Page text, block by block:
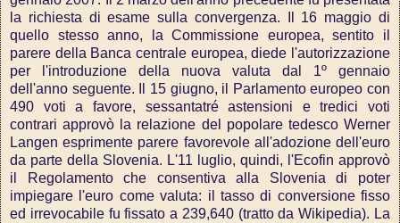
la richiesta di esame sulla convergenza. Il 16 maggio di
quello stesso anno, la Commissione europea, sentito il
parere della Banca centrale europea, diede l'autorizzazione
per l'introduzione della nuova valuta dal 1º gennaio
dell'anno seguente. Il 15 giugno, il Parlamento europeo con
490 voti a favore, sessantatré astensioni e tredici voti
contrari approvò la relazione del popolare tedesco Werner
Langen esprimente parere favorevole all'adozione dell'euro
da parte della Slovenia. L'11 luglio, quindi, l'Ecofin approvò
il Regolamento che consentiva alla Slovenia di poter
impiegare l'euro come valuta: il tasso di conversione fisso
ed irrevocabile fu fissato a 239,640 (tratto da Wikipedia). La